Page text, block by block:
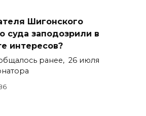
Шигонского
суда заподозрили в
интересов?
ранее, 26 июля